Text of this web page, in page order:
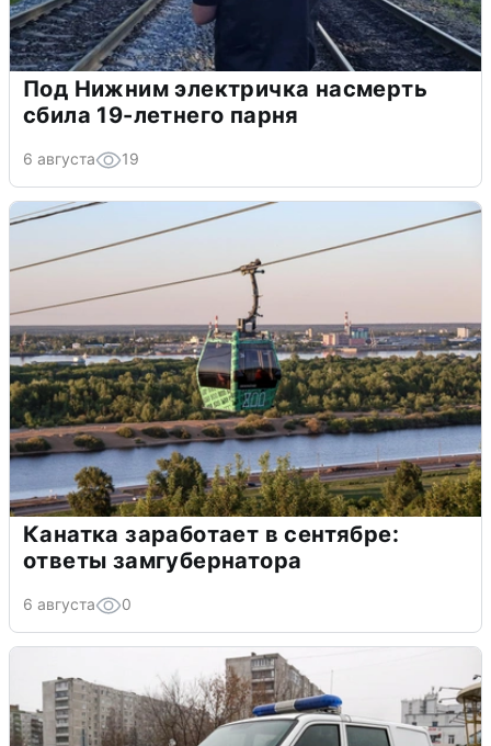
Под Нижним электричка насмерть
сбила 19-летнего парня
6 августа 19
Канатка заработает в сентябре:
ответы замгубернатора
6 августа 0